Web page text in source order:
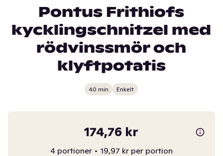
Pontus Frithiofs
kycklingschnitzel med
rödvinssmör och
klyftpotatis
40 min Enkelt
174,76 kr
4 portioner • 19,97 kr per portion